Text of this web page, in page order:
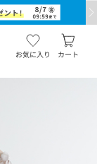
お気に入り カート